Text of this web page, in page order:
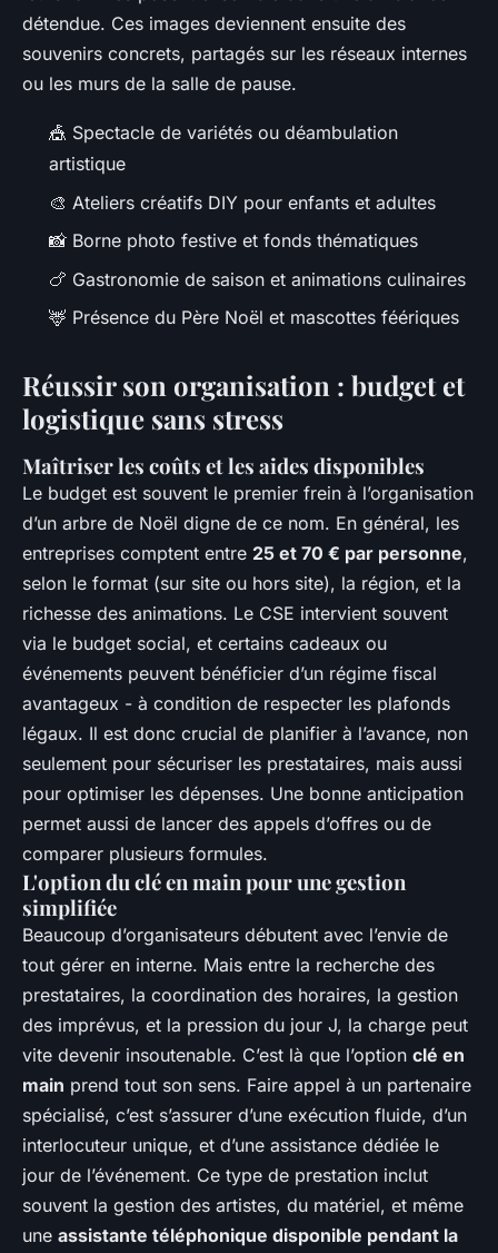
détendue. Ces images deviennent ensuite des
souvenirs concrets, partagés sur les réseaux internes
ou les murs de la salle de pause.
🎪 Spectacle de variétés ou déambulation
artistique
🎨 Ateliers créatifs DIY pour enfants et adultes
📸 Borne photo festive et fonds thématiques
🍗 Gastronomie de saison et animations culinaires
🦌 Présence du Père Noël et mascottes féériques
Réussir son organisation : budget et
logistique sans stress
Maîtriser les coûts et les aides disponibles
Le budget est souvent le premier frein à l’organisation
d’un arbre de Noël digne de ce nom. En général, les
entreprises comptent entre 25 et 70 € par personne,
selon le format (sur site ou hors site), la région, et la
richesse des animations. Le CSE intervient souvent
via le budget social, et certains cadeaux ou
événements peuvent bénéficier d’un régime fiscal
avantageux - à condition de respecter les plafonds
légaux. Il est donc crucial de planifier à l’avance, non
seulement pour sécuriser les prestataires, mais aussi
pour optimiser les dépenses. Une bonne anticipation
permet aussi de lancer des appels d’offres ou de
comparer plusieurs formules.
L'option du clé en main pour une gestion
simplifiée
Beaucoup d’organisateurs débutent avec l’envie de
tout gérer en interne. Mais entre la recherche des
prestataires, la coordination des horaires, la gestion
des imprévus, et la pression du jour J, la charge peut
vite devenir insoutenable. C’est là que l’option clé en
main prend tout son sens. Faire appel à un partenaire
spécialisé, c’est s’assurer d’une exécution fluide, d’un
interlocuteur unique, et d’une assistance dédiée le
jour de l’événement. Ce type de prestation inclut
souvent la gestion des artistes, du matériel, et même
une assistante téléphonique disponible pendant la